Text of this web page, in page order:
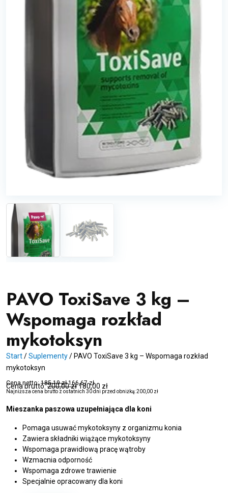
PAVO ToxiSave 3 kg –
Wspomaga rozkład
mykotoksyn
Start/Suplementy/ PAVO ToxiSave 3 kg – Wspomaga rozkład
mykotoksyn
Cena netto:185,19zł 166,67zł
Cena brutto:200,00zł 180,00 zł
Najniższa cena brutto z ostatnich 30 dni przed obniżką:200,00 zł
Mieszanka paszowa uzupełniająca dla koni
Pomaga usuwać mykotoksyny z organizmu konia
Zawiera składniki wiążące mykotoksyny
Wspomaga prawidłową pracę wątroby
Wzmacnia odporność
Wspomaga zdrowe trawienie
Specjalnie opracowany dla koni